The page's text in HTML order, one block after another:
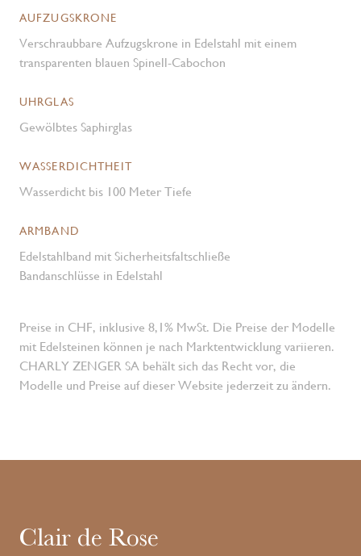
AUFZUGSKRONE
Verschraubbare Aufzugskrone in Edelstahl mit einem
transparenten blauen Spinell-Cabochon
UHRGLAS
Gewölbtes Saphirglas
WASSERDICHTHEIT
Wasserdicht bis 100 Meter Tiefe
ARMBAND
Edelstahlband mit Sicherheitsfaltschließe
Bandanschlüsse in Edelstahl
Preise in CHF, inklusive 8,1% MwSt. Die Preise der Modelle
mit Edelsteinen können je nach Marktentwicklung variieren.
CHARLY ZENGER SA behält sich das Recht vor, die
Modelle und Preise auf dieser Website jederzeit zu ändern.
Clair de Rose